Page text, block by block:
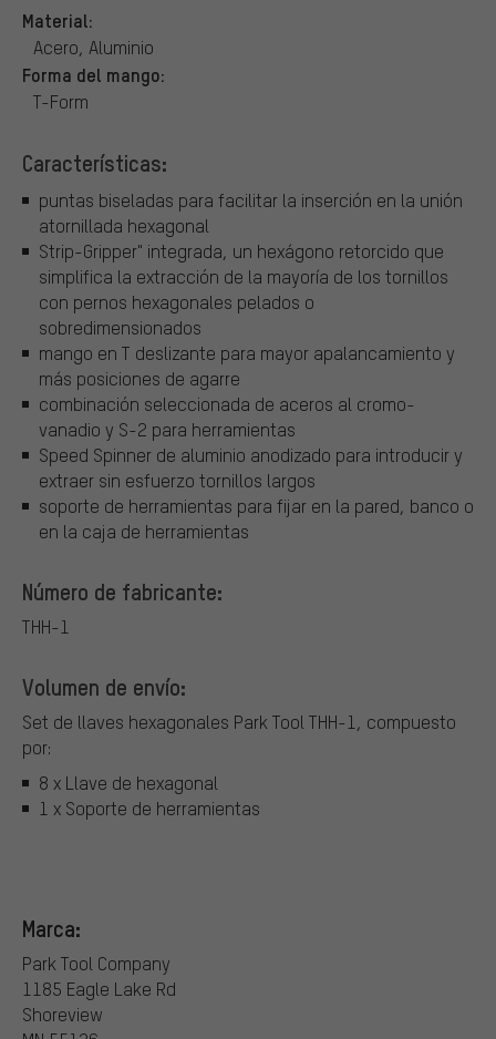
Material:
Acero, Aluminio
Forma del mango:
T-Form
Características:
puntas biseladas para facilitar la inserción en la unión
atornillada hexagonal
Strip-Gripper" integrada, un hexágono retorcido que
simplifica la extracción de la mayoría de los tornillos
con pernos hexagonales pelados o
sobredimensionados
mango en T deslizante para mayor apalancamiento y
más posiciones de agarre
combinación seleccionada de aceros al cromo-
vanadio y S-2 para herramientas
Speed Spinner de aluminio anodizado para introducir y
extraer sin esfuerzo tornillos largos
soporte de herramientas para fijar en la pared, banco o
en la caja de herramientas
Número de fabricante:
THH-1
Volumen de envío:
Set de llaves hexagonales Park Tool THH-1, compuesto
por:
8 x Llave de hexagonal
1 x Soporte de herramientas
Marca:
Park Tool Company
1185 Eagle Lake Rd
Shoreview